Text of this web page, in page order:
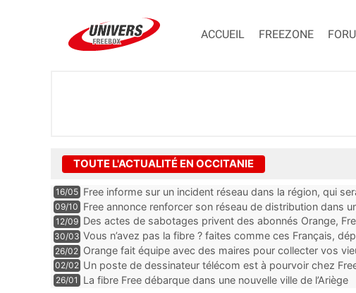
ACCUEIL FREEZONE
TOUTE L'ACTUALITÉ EN OCCITANIE
16/05 Free informe sur un incident réseau dans la région, qui
09/10 Free annonce renforcer son réseau de distribution dans
12/09 Des actes de sabotages privent des abonnés Orange,
et mobile, “c’est clairement quelqu’un qui est expert”
30/03 Vous n’avez pas la fibre ? faites comme ces Français,
26/02 Orange fait équipe avec des maires pour collecter vos
02/02 Un poste de dessinateur télécom est à pourvoir chez
Gard
26/01 La fibre Free débarque dans une nouvelle ville de l’Ariège